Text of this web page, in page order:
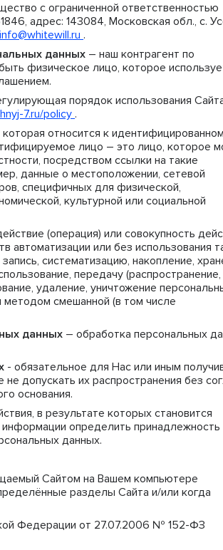
с ограниченной ответственностью
адрес: 143084, Московская обл., с.
info@whitewill.ru .
данных – наш контрагент по
физическое лицо, которое
порядок использования
7.ru/policy .
относится к
лицо – это лицо, которое
посредством ссылки на такие
данные о местоположении, сетевой
специфичных для физической,
культурной или социальной
(операция) или совокупность
автоматизации или без использования
систематизацию, накопление,
передачу (распространение,
удаление, уничтожение
смешанной (в том числе
данных – обработка персональных
- обязательное для Нас или иным
допускать их распространения без
основания.
в результате которых становится
определить принадлежность
данных.
Сайтом на Вашем компьютере
разделы Сайта и/или когда
Федерации от 27.07.2006 № 152-ФЗ